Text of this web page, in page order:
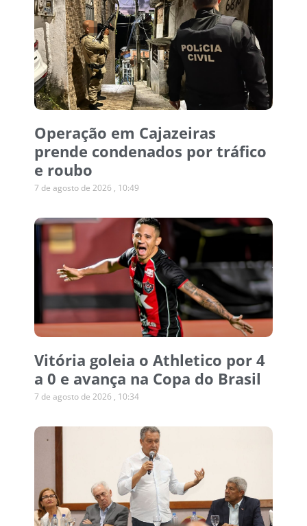
Operação em Cajazeiras
prende condenados por tráfico
e roubo
7 de agosto de 2026 10:49
Vitória goleia o Athletico por 4
a 0 e avança na Copa do Brasil
7 de agosto de 2026 10:34